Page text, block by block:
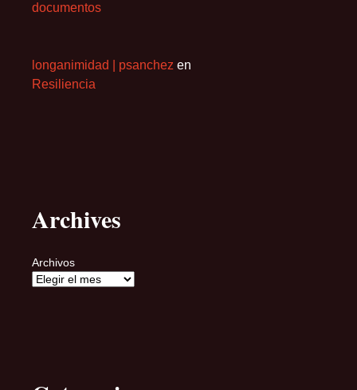
documentos
longanimidad | psanchez en
Resiliencia
Archives
Archivos